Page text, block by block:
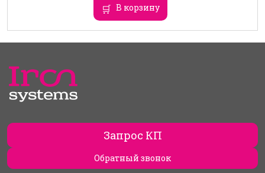
В корзину
Запрос КП
Обратный звонок